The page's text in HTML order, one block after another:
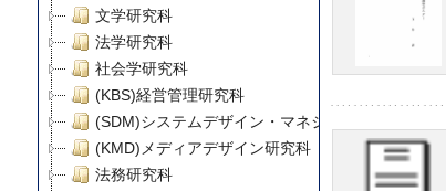
文学研究科
法学研究科
社会学研究科
(KBS)経営管理研究科
(SDM)システムデザイン・マネジメント研究科
(KMD)メディアデザイン研究科
法務研究科